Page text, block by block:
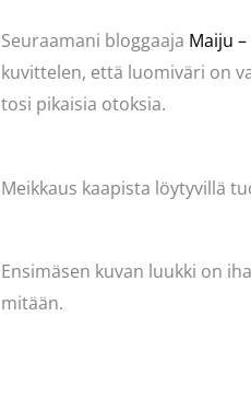
Seuraamani bloggaaja Maiju
kuvittelen, että luomiväri on
tosi pikaisia otoksia.
Meikkaus kaapista löytyvillä
Ensimäsen kuvan luukki on
mitään.